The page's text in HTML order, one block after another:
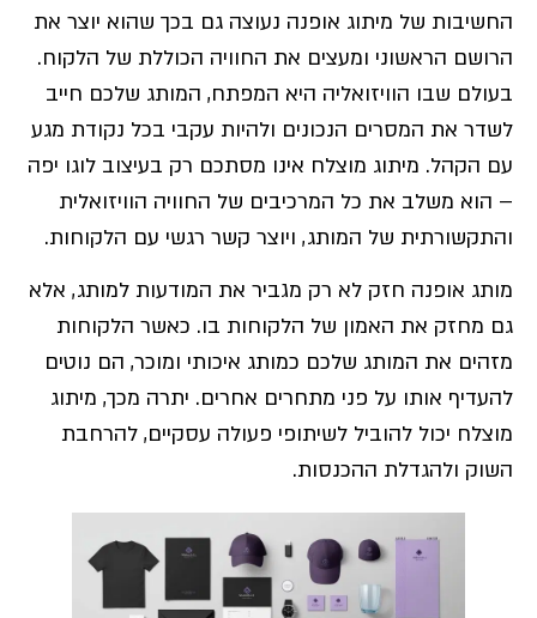
החשיבות של מיתוג אופנה נעוצה גם בכך שהוא יוצר את
הרושם הראשוני ומעצים את החוויה הכוללת של הלקוח.
בעולם שבו הוויזואליה היא המפתח, המותג שלכם חייב
לשדר את המסרים הנכונים ולהיות עקבי בכל נקודת מגע
עם הקהל. מיתוג מוצלח אינו מסתכם רק בעיצוב לוגו יפה
– הוא משלב את כל המרכיבים של החוויה הוויזואלית
והתקשורתית של המותג, ויוצר קשר רגשי עם הלקוחות.
מותג אופנה חזק לא רק מגביר את המודעות למותג, אלא
גם מחזק את האמון של הלקוחות בו. כאשר הלקוחות
מזהים את המותג שלכם כמותג איכותי ומוכר, הם נוטים
להעדיף אותו על פני מתחרים אחרים. יתרה מכך, מיתוג
מוצלח יכול להוביל לשיתופי פעולה עסקיים, להרחבת
השוק ולהגדלת ההכנסות.